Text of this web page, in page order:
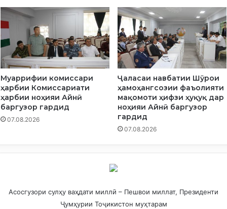
а
м
е
ш
в
а
д
Муаррифии комиссари
ҳарбии Комиссариати
ҳарбии ноҳияи Айнӣ
баргузор гардид
07.08.2026
Ҷаласаи навбатии Шӯрои
ҳамоҳангсозии фаъолияти
мақомоти ҳифзи ҳуқуқ дар
ноҳияи Айнӣ баргузор
гардид
07.08.2026
Асосгузори сулҳу ваҳдати миллӣ – Пешвои миллат, Президенти
Ҷумҳурии Тоҷикистон муҳтарам